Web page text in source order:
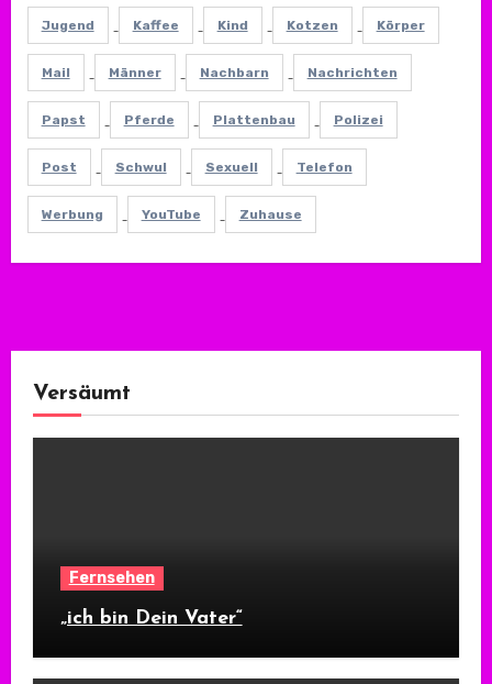
Jugend Kaffee Kind Kotzen Körper
Mail Männer Nachbarn Nachrichten
Papst Pferde Plattenbau Polizei
Post Schwul Sexuell Telefon
Werbung YouTube Zuhause
Versäumt
Fernsehen
„ich bin Dein Vater“